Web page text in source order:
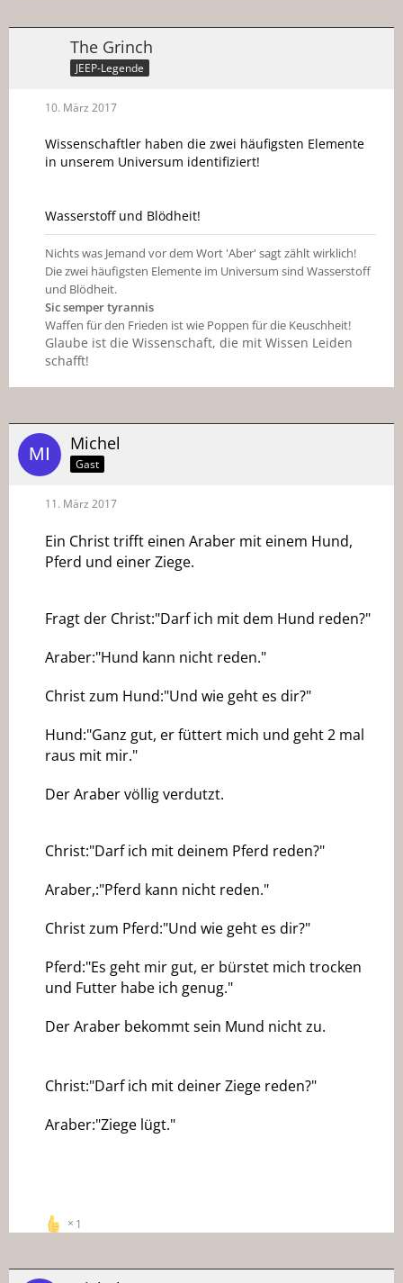
The Grinch
JEEP-Legende
10. März 2017
Wissenschaftler haben die zwei häufigsten Elemente
in unserem Universum identifiziert!
Wasserstoff und Blödheit!
Nichts was Jemand vor dem Wort 'Aber' sagt zählt wirklich!
Die zwei häufigsten Elemente im Universum sind Wasserstoff
und Blödheit.
Sic semper tyrannis
Waffen für den Frieden ist wie Poppen für die Keuschheit!
Glaube ist die Wissenschaft, die mit Wissen Leiden
schafft!
Michel
Gast
11. März 2017
Ein Christ trifft einen Araber mit einem Hund,
Pferd und einer Ziege.
Fragt der Christ:"Darf ich mit dem Hund reden?"
Araber:"Hund kann nicht reden."
Christ zum Hund:"Und wie geht es dir?"
Hund:"Ganz gut, er füttert mich und geht 2 mal
raus mit mir."
Der Araber völlig verdutzt.
Christ:"Darf ich mit deinem Pferd reden?"
Araber,:"Pferd kann nicht reden."
Christ zum Pferd:"Und wie geht es dir?"
Pferd:"Es geht mir gut, er bürstet mich trocken
und Futter habe ich genug."
Der Araber bekommt sein Mund nicht zu.
Christ:"Darf ich mit deiner Ziege reden?"
Araber:"Ziege lügt."
1